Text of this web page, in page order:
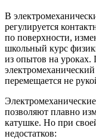
В
регулируется
по поверхности,
школьный курс
из опытов на уроках.
перемещается не
позволяют плавно
катушке. Но при
недостатков: